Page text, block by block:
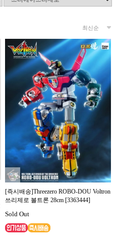
[즉시배송]Threezero ROBO-DOU Voltron
쓰리제로 볼트론 28cm [3363444]
Sold Out